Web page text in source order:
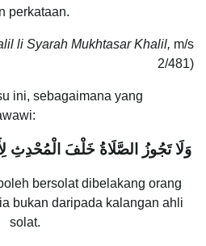
perkataan.
li Syarah Mukhtasar Khalil, m/s
2/481)
ini, sebagaimana yang
وَلَا تَجُوزُ الصَّلَاةُ خَلْفَ الْمُحْدِثِ
bersolat dibelakang orang
bukan daripada kalangan ahli
solat.